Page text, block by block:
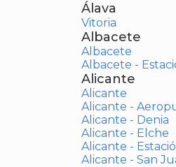
Álava
Vitoria
Albacete
Albacete
Albacete -
Alicante
Alicante
Alicante -
Alicante - Denia
Alicante - Elche
Alicante -
Alicante - San